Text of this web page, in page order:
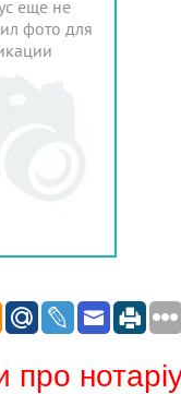
еще не
фото для
про